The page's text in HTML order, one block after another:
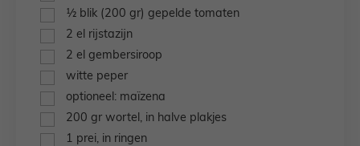
▢½ blik (200 gr) gepelde tomaten
▢
2 el rijstazijn
▢
2 el gembersiroop
▢
witte peper
▢
optioneel: maïzena
▢
200 gr wortel, in halve plakjes
▢1 prei, in ringen